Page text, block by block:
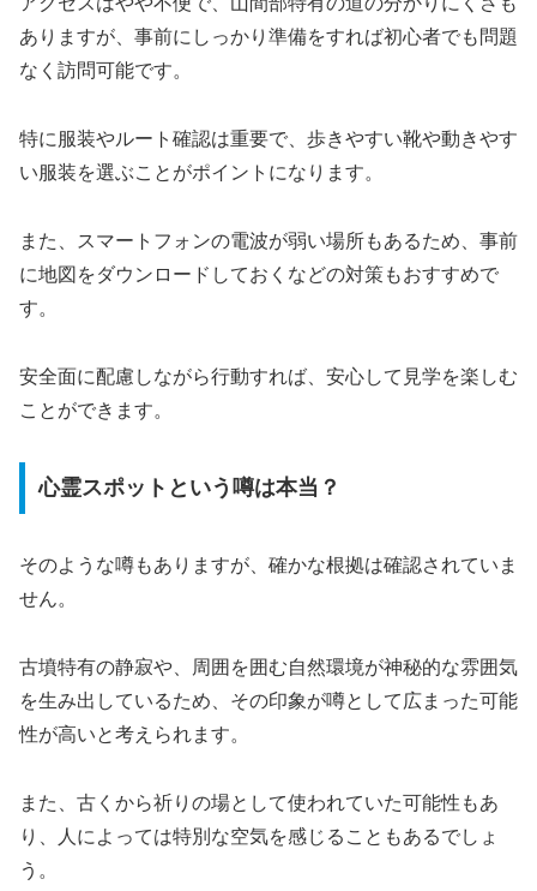
ありますが、事前にしっかり準備をすれば初心者でも問題
なく訪問可能です。
特に服装やルート確認は重要で、歩きやすい靴や動きやす
い服装を選ぶことがポイントになります。
また、スマートフォンの電波が弱い場所もあるため、事前
に地図をダウンロードしておくなどの対策もおすすめで
す。
安全面に配慮しながら行動すれば、安心して見学を楽しむ
ことができます。
心霊スポットという噂は本当？
そのような噂もありますが、確かな根拠は確認されていま
せん。
古墳特有の静寂や、周囲を囲む自然環境が神秘的な雰囲気
を生み出しているため、その印象が噂として広まった可能
性が高いと考えられます。
また、古くから祈りの場として使われていた可能性もあ
り、人によっては特別な空気を感じることもあるでしょ
う。